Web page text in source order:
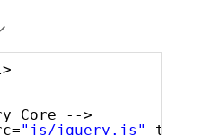
Core -->
"js/jquery.js" type=